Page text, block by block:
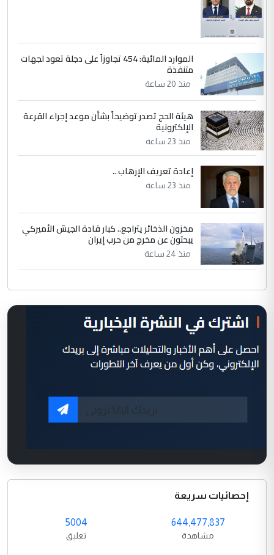
الموارد المائية: 454 تجاوزاً على دجلة تعود لجهات
متنفذة
منذ 20 ساعة
هيئة الحج تصدر توضيحاً بشأن موعد إجراء القرعة
الإلكترونية
منذ 23 ساعة
إعادة تعريف الإرهاب ..
منذ 23 ساعة
مخزون الذخائر يتراجع.. كبار قادة الجيش الأميركي
يبحثون عن مخرج من حرب إيران
منذ 24 ساعة
إحصائيات سريعة
644,477,837
مشاهدة
5004
تعليق